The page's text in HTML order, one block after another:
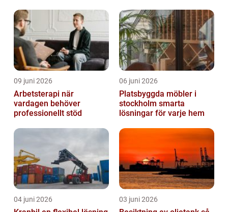
09 juni 2026
Arbetsterapi när
vardagen behöver
professionellt stöd
06 juni 2026
Platsbyggda möbler i
stockholm smarta
lösningar för varje hem
04 juni 2026 03 juni 2026